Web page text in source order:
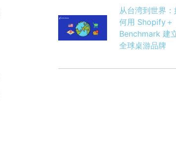
从台湾到世界：
何用 Shopify＋
Benchmark 建
全球桌游品牌